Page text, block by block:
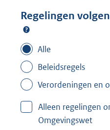
f
e
r
H
a
Regelingen
Alle
Beleidsregels
Verordeningen en
Alleen regelingen
Omgevingswet